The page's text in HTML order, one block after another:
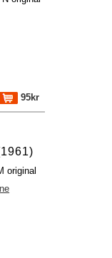
95kr
original